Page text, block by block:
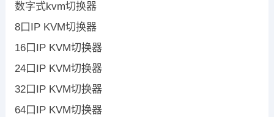
数字式kvm切换器
8口IP KVM切换器
16口IP KVM切换器
24口IP KVM切换器
32口IP KVM切换器
64口IP KVM切换器